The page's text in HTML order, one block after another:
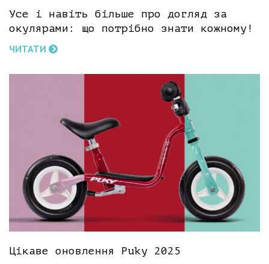
Усе і навіть більше про догляд за
окулярами: що потрібно знати кожному!
ЧИТАТИ
Цікаве оновлення Puky 2025